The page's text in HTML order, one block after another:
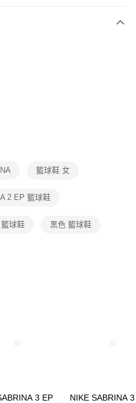
。
後，將跳轉至「AFTEE先享後付」
簡訊。
簡訊中的連結，可透過四大超商／
方視為交易完成。
」之結帳頁面顯示為準，若有關於
關疑問，請聯繫「AFTEE先享後付
support/home
「AFTEE先享後付」服務完成之交
人或監護人之同意方可使用
個別帳號之用戶狀況，依本公司即
)免運費
)免運費
)免運費
籃球鞋 女
2 EP 籃球鞋
球鞋 黑色 籃球鞋
3 EP
NIKE SABRINA